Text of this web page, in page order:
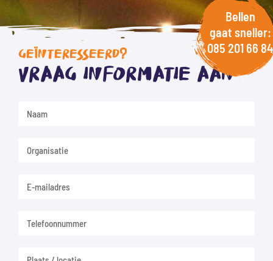
Bellen
gaat sneller:
085 201 66 84
GEÏNTERESSEERD?
Vraag informatie aan